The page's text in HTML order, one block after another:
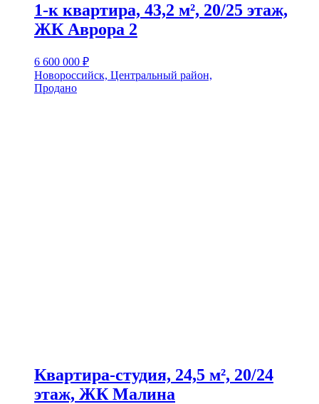
1-к квартира, 43,2 м², 20/25 этаж,
ЖК Аврора 2
6 600 000 ₽
Новороссийск, Центральный район,
Продано
Квартира-студия, 24,5 м², 20/24
этаж, ЖК Малина